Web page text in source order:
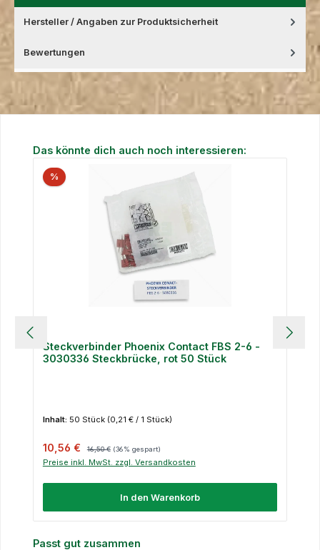
Hersteller / Angaben zur Produktsicherheit
Bewertungen
Produktgalerie überspringen
Das könnte dich auch noch interessieren:
%
Steckverbinder Phoenix Contact FBS 2-6 -
3030336 Steckbrücke, rot 50 Stück
Inhalt: 50 Stück (0,21 € / 1 Stück)
Verkaufspreis:
10,56 € 16,50 € (36% gespart)
Preise inkl. MwSt. zzgl. Versandkosten
In den Warenkorb
Produktgalerie überspringen
Passt gut zusammen